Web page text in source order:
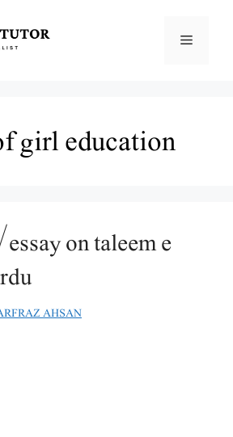
Menu
girl education
AHSAN